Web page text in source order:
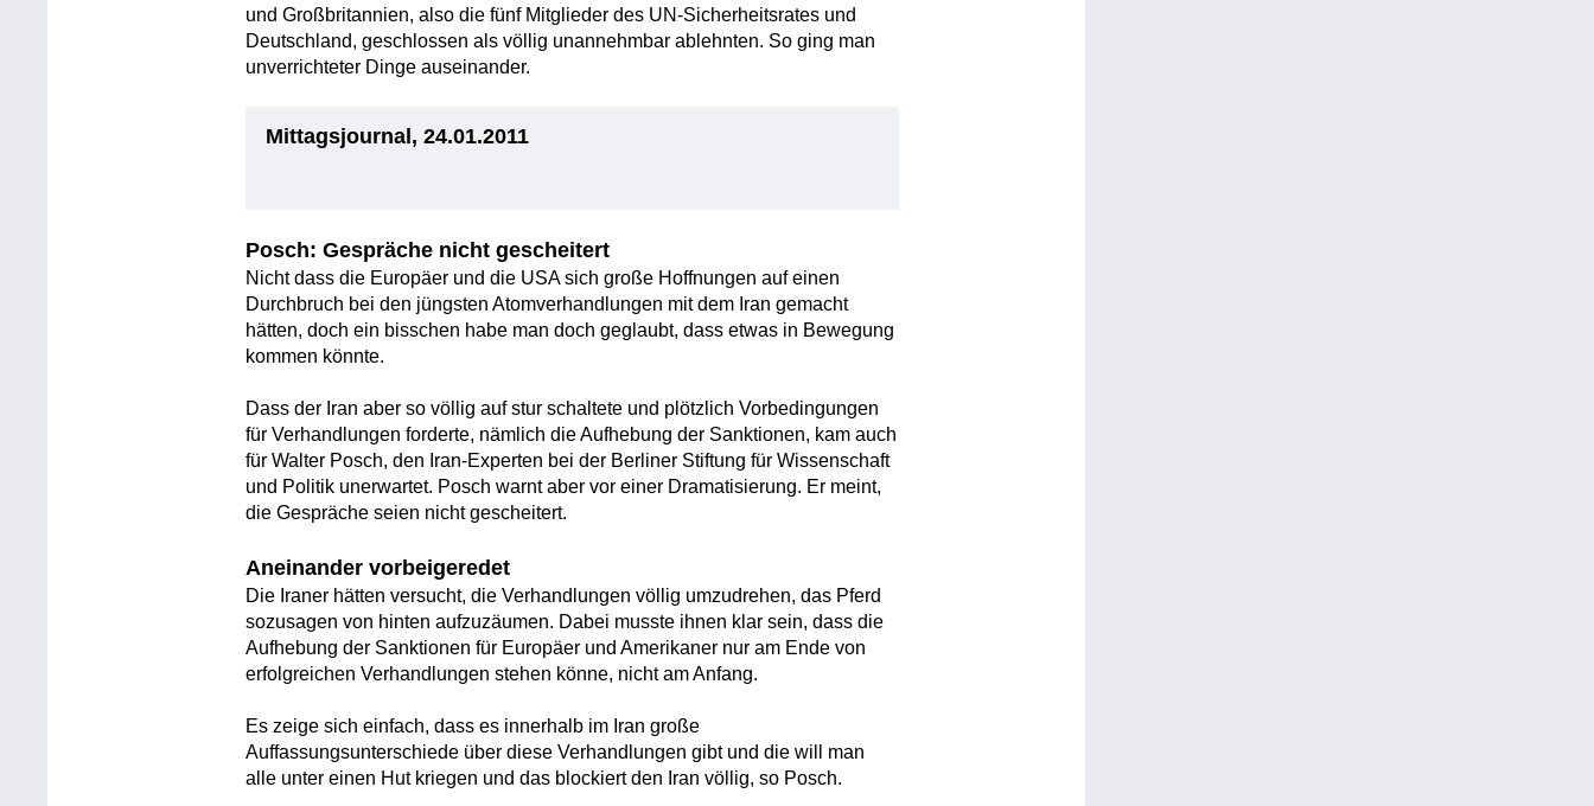
und Großbritannien, also die fünf Mitglieder des UN-Sicherheitsrates und
Deutschland, geschlossen als völlig unannehmbar ablehnten. So ging man
unverrichteter Dinge auseinander.
Mittagsjournal, 24.01.2011
Posch: Gespräche nicht gescheitert
Nicht dass die Europäer und die USA sich große Hoffnungen auf einen
Durchbruch bei den jüngsten Atomverhandlungen mit dem Iran gemacht
hätten, doch ein bisschen habe man doch geglaubt, dass etwas in Bewegung
kommen könnte.
Dass der Iran aber so völlig auf stur schaltete und plötzlich Vorbedingungen
für Verhandlungen forderte, nämlich die Aufhebung der Sanktionen, kam auch
für Walter Posch, den Iran-Experten bei der Berliner Stiftung für Wissenschaft
und Politik unerwartet. Posch warnt aber vor einer Dramatisierung. Er meint,
die Gespräche seien nicht gescheitert.
Aneinander vorbeigeredet
Die Iraner hätten versucht, die Verhandlungen völlig umzudrehen, das Pferd
sozusagen von hinten aufzuzäumen. Dabei musste ihnen klar sein, dass die
Aufhebung der Sanktionen für Europäer und Amerikaner nur am Ende von
erfolgreichen Verhandlungen stehen könne, nicht am Anfang.
Es zeige sich einfach, dass es innerhalb im Iran große
Auffassungsunterschiede über diese Verhandlungen gibt und die will man
alle unter einen Hut kriegen und das blockiert den Iran völlig, so Posch.